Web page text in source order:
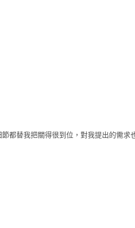
都替我把關得很到位，對我提出的需求